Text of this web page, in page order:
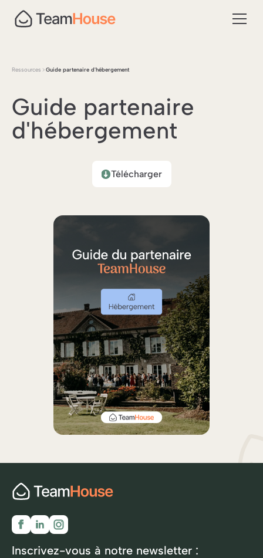
Ressources Guide partenaire d'hébergement
Guide partenaire
d'hébergement
Télécharger
Inscrivez-vous à notre newsletter :